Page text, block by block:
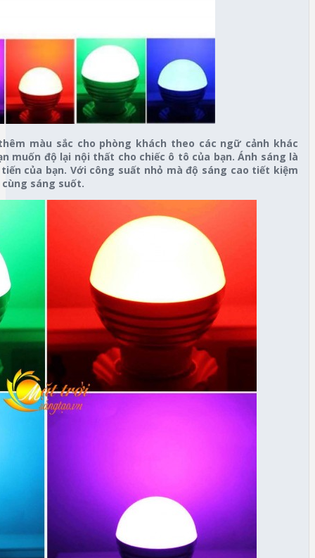
màu sắc cho phòng khách theo các ngữ cảnh khác
muốn độ lại nội thất cho chiếc ô tô của bạn. Ánh sáng là
của bạn. Với công suất nhỏ mà độ sáng cao tiết kiệm
cùng sáng suốt.